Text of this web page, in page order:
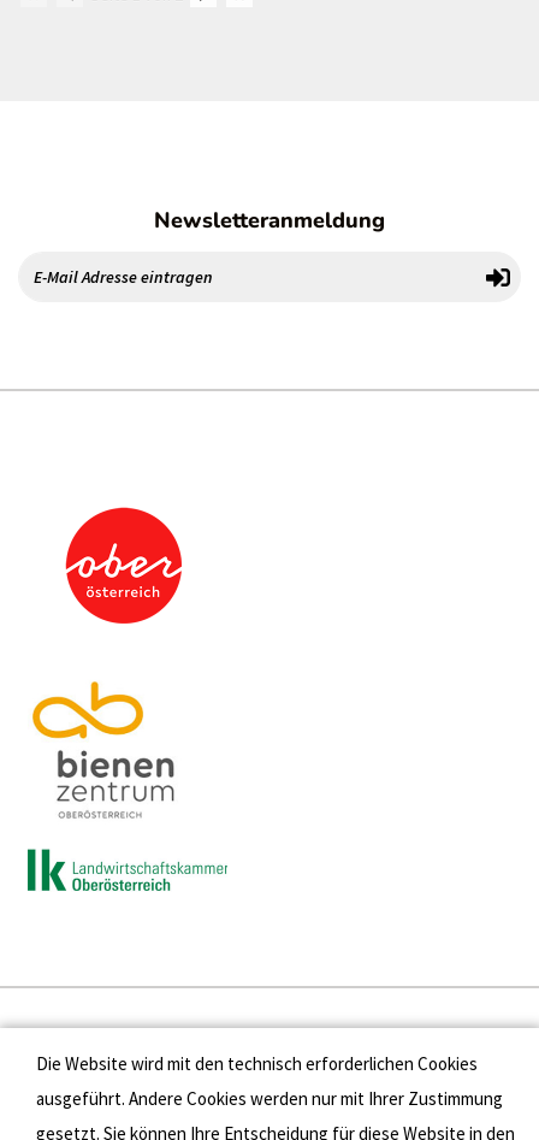
Newsletteranmeldung
Presse
Kontakt
Die Website wird mit den technisch erforderlichen Cookies
ausgeführt. Andere Cookies werden nur mit Ihrer Zustimmung
gesetzt. Sie können Ihre Entscheidung für diese Website in den